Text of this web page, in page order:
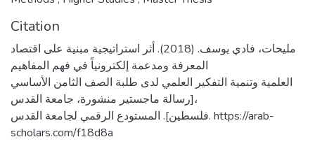
Citation
مليحات، فادي يوسف. (2018). أثر استراتيجية مبنية على اقتصاد
المعرفة ومدعمة إلكترونياً في فهم المفاهيم
العلمية وتنمية التفكير العلمي لدى طلبة الصف الثامن الأساسي
[رسالة ماجستير منشورة، جامعة القدس،
فلسطين]. المستودع الرقمي لجامعة القدس. https://arab-
scholars.com/f18d8a